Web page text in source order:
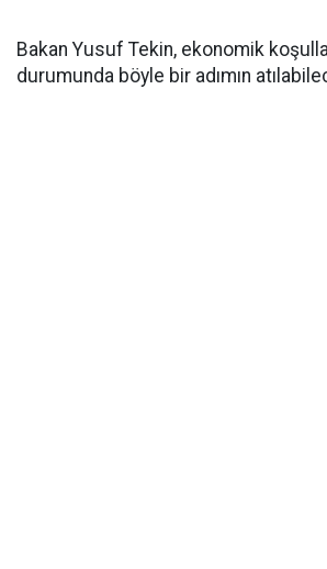
Bakan Yusuf Tekin, ekonomik
durumunda böyle bir adımın